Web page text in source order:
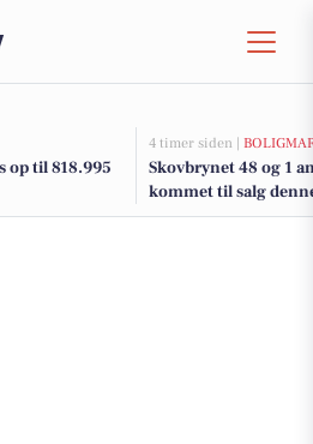
op til 818.995
4 timer siden |
Skovbrynet 48 og 1
kommet til salg
boligerne her.